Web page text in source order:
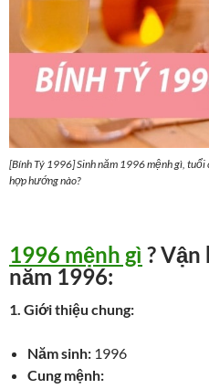
[Bính Tý 1996] Sinh năm 1996 mệnh gì,
hợp hướng nào?
1996 mệnh gì ?
năm 1996:
1. Giới thiệu chung:
Năm sinh: 1996
Cung mệnh: